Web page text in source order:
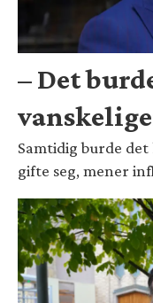
– Det
Samtidig burde det
gifte seg, mener